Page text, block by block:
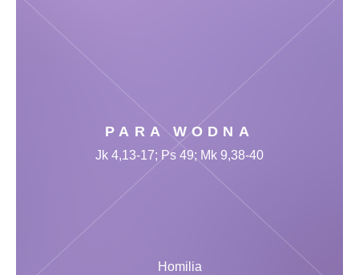
PARA WODNA
Homilia
Jk 4,13-17; Ps 49; Mk 9,38-40